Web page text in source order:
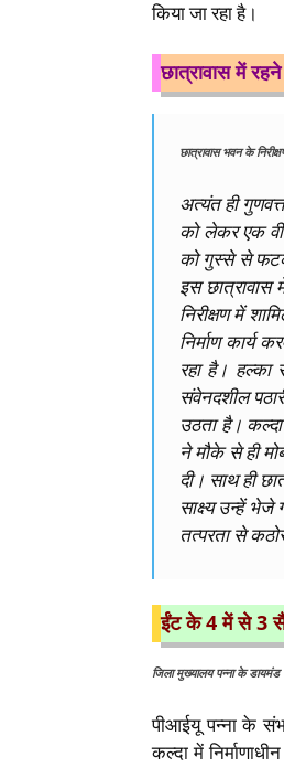
किया जा रहा है।
छात्रावास में रहने
छात्रावास भवन के
अत्यंत ही
को लेकर एक
को गुस्से से
इस छात्रावास
निरीक्षण में
निर्माण कार्य
रहा है। हल्का
संवेनदशील
उठता है।
ने मौके से ही
दी। साथ ही
साक्ष्य उन्हें भेजे
तत्परता से
ईंट के 4 में से 3
जिला मुख्यालय पन्ना के डायमंड
पीआईयू पन्ना के
कल्दा में